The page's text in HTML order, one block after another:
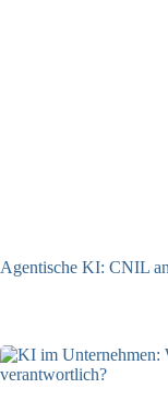
Agentische KI: CNIL